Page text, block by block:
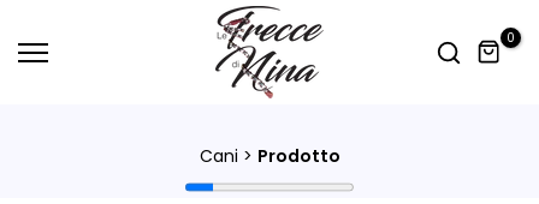
0
Cani > Prodotto